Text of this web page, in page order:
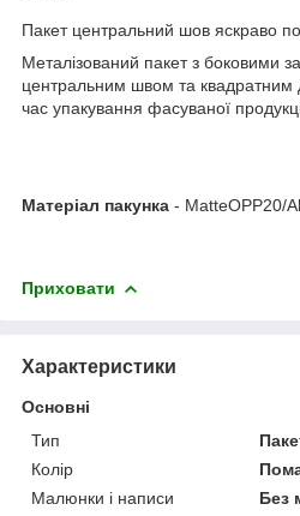
Пакет центральний шов яскраво
Металізований пакет з боковими
центральним швом та квадратним
час упакування фасуваної
Матеріал пакунка - MatteOPP20/
Приховати
Характеристики
Основні
Тип
Колір
Малюнки і написи
Без